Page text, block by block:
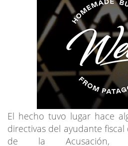
El hecho tuvo lugar hace
directivas del ayudante
de la